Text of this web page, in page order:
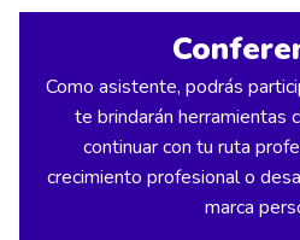
Como asistente, podrás
te brindarán herramientas
continuar con tu ruta
crecimiento profesional o
marca